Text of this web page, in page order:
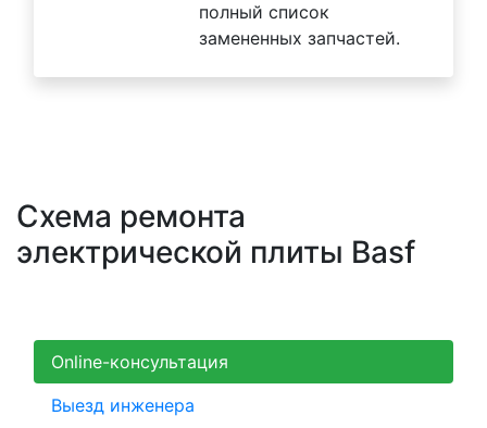
полный список
замененных запчастей.
Схема ремонта
электрической плиты Basf
Online-консультация
Выезд инженера